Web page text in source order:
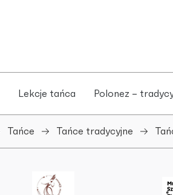
Lekcje tańca Polonez –
Tańce Tańce tradycyjne